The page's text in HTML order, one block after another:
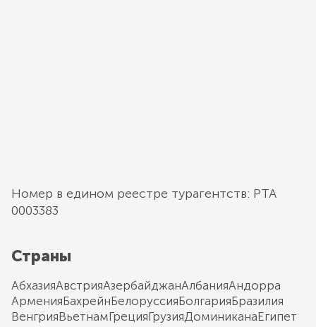
Номер в едином реестре турагентств: РТА
0003383
Страны
АбхазияАвстрияАзербайджанАлбанияАндорра
АрменияБахрейнБелоруссияБолгарияБразилия
ВенгрияВьетнамГрецияГрузияДоминиканаЕгипет